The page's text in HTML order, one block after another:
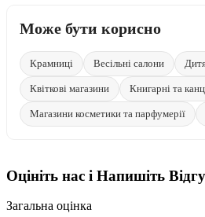
Може бути корисно
Крамниці Весільні салони
Квіткові магазини Книгарні та
Магазини косметики та парфумерії
Оцініть нас і Напишіть
Загальна оцінка